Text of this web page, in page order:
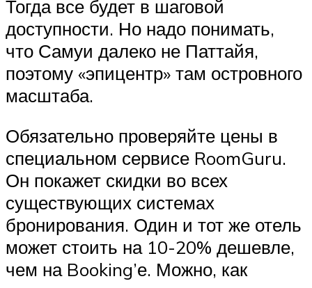
Тогда все будет в шаговой
доступности. Но надо понимать,
что Самуи далеко не Паттайя,
поэтому «эпицентр» там островного
масштаба.
Обязательно проверяйте цены в
специальном сервисе RoomGuru.
Он покажет скидки во всех
существующих системах
бронирования. Один и тот же отель
может стоить на 10-20% дешевле,
чем на Booking’е. Можно, как